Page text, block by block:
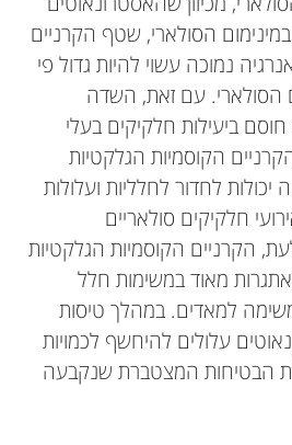
Charles M. Werneth
Brian
גיל: 13
Ryan
Sean
גיל: 11
הסולארי, שטף הקרניים
נמוכה עשוי להיות גדול פי
הסולארי. עם זאת, השדה
ביעילות חלקיקים בעלי
הקוסמיות הגלקטיות
לחדור לחלליות ועלולות
חלקיקים סולאריים
הקרניים הקוסמיות הגלקטיות
מאוד במשימות חלל
למאדים. במהלך טיסות
עלולים להיחשף לכמויות
הבטיחות המצטברת שנקבעה